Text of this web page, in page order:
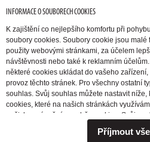
ICH MÖCHTE
MUSKELMASSE
INFORMACE O SOUBORECH COOKIES
K zajištění co nejlepšího komfortu při
soubory cookies. Soubory cookie jsou malé
použity webovými stránkami, za účelem
návštěvnosti nebo také k reklamním
některé cookies ukládat do vašeho
provoz těchto stránek. Pro všechny ostatní
souhlas. Svůj souhlas můžete nastavit
cookies, které na našich stránkách
našich oprávnění pro sběr cookies. Svůj
potřebovali ohledně výkonu vašich práv v
Příjmout